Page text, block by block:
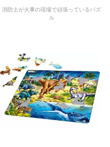
消防士が火事の現場で頑張っているパズ
ル